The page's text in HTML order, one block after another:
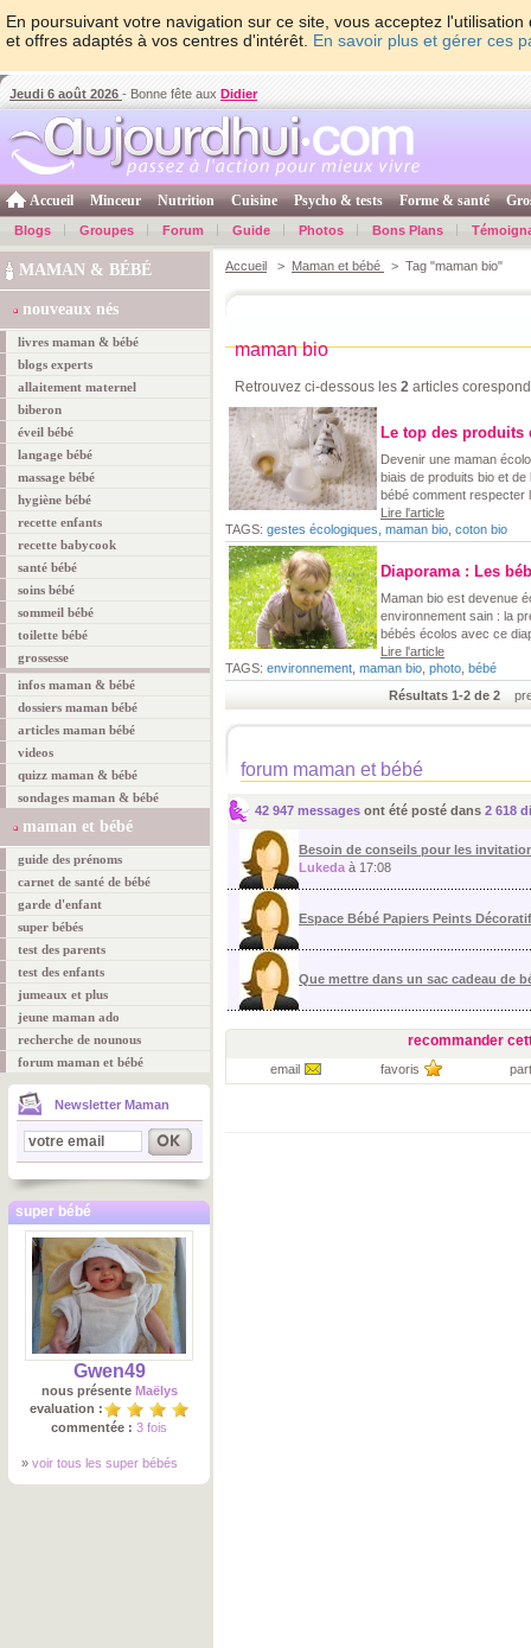
En poursuivant votre navigation sur ce site, vous acceptez
et offres adaptés à vos centres d'intérêt. En savoir plus et gérer ces
Jeudi 6 août 2026 - Bonne fête aux Didier
Accueil Minceur Nutrition Cuisine Psycho & tests Forme & santé
Blogs Groupes Forum Guide Photos Bons Plans
MAMAN & BÉBÉ
nouveaux nés
livres maman & bébé
blogs experts
allaitement maternel
biberon
éveil bébé
langage bébé
massage bébé
hygiène bébé
recette enfants
recette babycook
santé bébé
soins bébé
sommeil bébé
toilette bébé
grossesse
infos maman & bébé
dossiers maman bébé
articles maman bébé
videos
quizz maman & bébé
sondages maman & bébé
maman et bébé
guide des prénoms
carnet de santé de bébé
garde d'enfant
super bébés
test des parents
test des enfants
jumeaux et plus
jeune maman ado
recherche de nounous
forum maman et bébé
Newsletter Maman
super bébé
Gwen49
nous présente Maëlys
evaluation :
commentée : 3 fois
» voir tous les super bébés
Accueil > Maman et bébé > Tag "maman bio"
maman bio
Retrouvez ci-dessous les 2 articles
Le top des produits
Devenir une maman
biais de produits bio et
bébé comment respecter
Lire l'article
TAGS: gestes écologiques maman bio coton bio
Diaporama : Les
Maman bio est devenue
environnement sain : la
bébés écolos avec ce
Lire l'article
TAGS: environnement maman bio photo bébé
Résultats 1-2 de 2
forum maman et bébé
42 947 messages ont été posté dans 2 618
Besoin de conseils pour les
Lukeda à 17:08
Espace Bébé Papiers Peints
Que mettre dans un sac cadeau de
recommander
email favoris